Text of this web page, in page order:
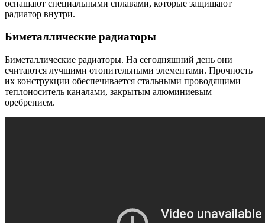
оснащают специальными сплавами, которые защищают
радиатор внутри.
Биметаллические радиаторы
Биметаллические радиаторы. На сегодняшний день они
считаются лучшими отопительными элементами. Прочность
их конструкции обеспечивается стальными проводящими
теплоноситель каналами, закрытым алюминиевым
оребрением.